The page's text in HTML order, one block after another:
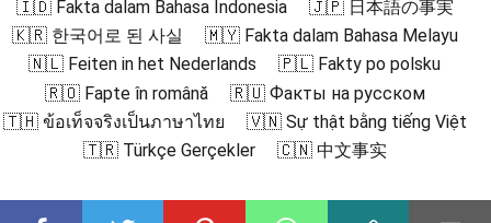
🇮🇩 Fakta dalam Bahasa Indonesia
🇯🇵 日本語の事実
🇰🇷 한국어로 된 사실
🇲🇾 Fakta dalam Bahasa Melayu
🇳🇱 Feiten in het Nederlands
🇵🇱 Fakty po polsku
🇷🇴 Fapte în română
🇷🇺 Факты на русском
🇹🇭 ข้อเท็จจริงเป็นภาษาไทย
🇻🇳 Sự thật bằng tiếng Việt
🇹🇷 Türkçe Gerçekler
🇨🇳 中文事实